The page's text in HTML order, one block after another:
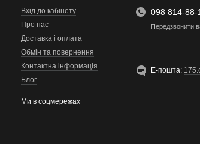
Вхід до кабінету
Про нас
Доставка і оплата
Обмін та повернення
Контактна інформація
Блог
Ми в соцмережах
098 814-88-
Передзвонити
Е-пошта: